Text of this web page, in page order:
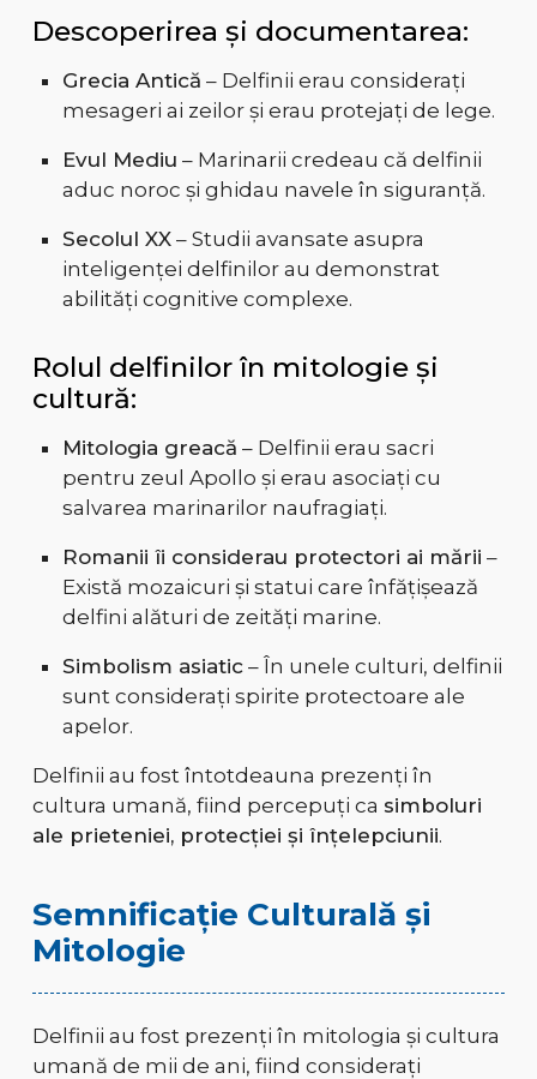
Descoperirea și documentarea:
Grecia Antică – Delfinii erau considerați
mesageri ai zeilor și erau protejați de lege.
Evul Mediu – Marinarii credeau că delfinii
aduc noroc și ghidau navele în siguranță.
Secolul XX– Studii avansate asupra
inteligenței delfinilor au demonstrat
abilități cognitive complexe.
Rolul delfinilor în mitologie și
cultură:
Mitologia greacă – Delfinii erau sacri
pentru zeul Apollo și erau asociați cu
salvarea marinarilor naufragiați.
Romanii îi considerau protectori ai mării –
Există mozaicuri și statui care înfățișează
delfini alături de zeități marine.
Simbolism asiatic– În unele culturi, delfinii
sunt considerați spirite protectoare ale
apelor.
Delfinii au fost întotdeauna prezenți în
cultura umană, fiind percepuți ca simboluri
ale prieteniei, protecției și înțelepciunii.
Semnificație Culturală și
Mitologie
Delfinii au fost prezenți în mitologia și cultura
umană de mii de ani, fiind considerați